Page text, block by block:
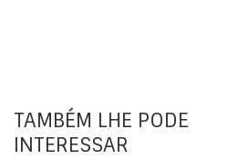
TAMBÉM LHE PODE
INTERESSAR